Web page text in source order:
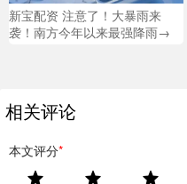
新宝配资 注意了！大暴雨来
袭！南方今年以来最强降雨→
相关评论
本文评分*